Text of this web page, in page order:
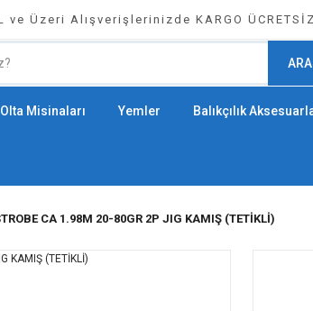
ve Üzeri Alışverişlerinizde KARGO
ARA
Olta Misinaları Yemler Balıkçılık
CA 1.98M 20-80GR 2P JIG KAMIŞ (TETİKLİ)